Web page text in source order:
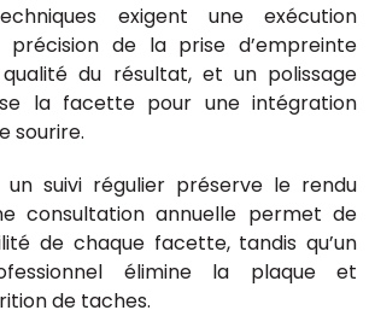
exigent une exécution
précision de la prise d’empreinte
du résultat, et un polissage
la facette pour une intégration
sourire.
suivi régulier préserve le rendu
consultation annuelle permet de
de chaque facette, tandis qu’un
élimine la plaque et
de taches.